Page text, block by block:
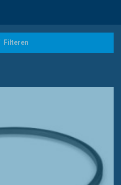
Filteren